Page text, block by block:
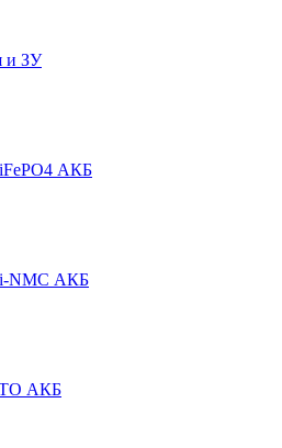
и ЗУ
АКБ
NMC АКБ
АКБ